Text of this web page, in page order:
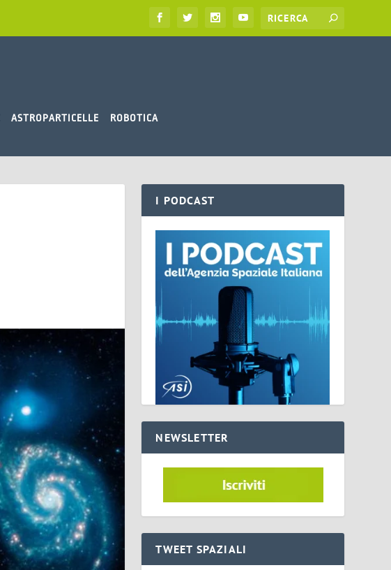
ASTROPARTICELLE ROBOTICA
I PODCAST
NEWSLETTER
TWEET SPAZIALI